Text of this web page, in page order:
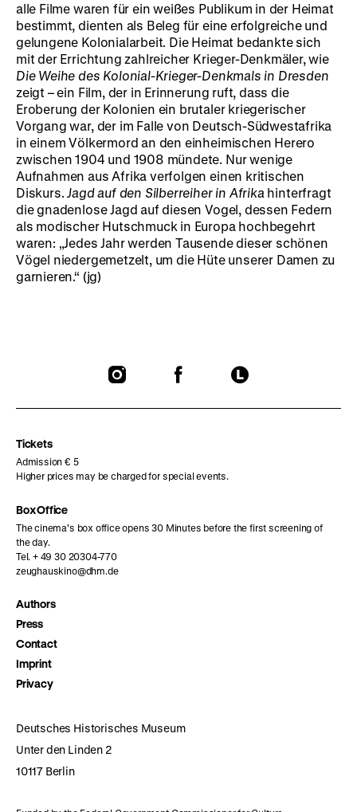
alle Filme waren für ein weißes Publikum in der Heimat
bestimmt, dienten als Beleg für eine erfolgreiche und
gelungene Kolonialarbeit. Die Heimat bedankte sich
mit der Errichtung zahlreicher Krieger-Denkmäler, wie
Die Weihe des Kolonial-Krieger-Denkmals in Dresden
zeigt – ein Film, der in Erinnerung ruft, dass die
Eroberung der Kolonien ein brutaler kriegerischer
Vorgang war, der im Falle von Deutsch-Südwestafrika
in einem Völkermord an den einheimischen Herero
zwischen 1904 und 1908 mündete. Nur wenige
Aufnahmen aus Afrika verfolgen einen kritischen
Diskurs.Jagd auf den Silberreiher in Afrikahinterfragt
die gnadenlose Jagd auf diesen Vogel, dessen Federn
als modischer Hutschmuck in Europa hochbegehrt
waren: „Jedes Jahr werden Tausende dieser schönen
Vögel niedergemetzelt, um die Hüte unserer Damen zu
garnieren.“ (jg)
To
To
To
Tickets
Admission € 5
Higher prices may be charged for special events.
Box Office
The cinema’s box office opens 30 Minutes before the first screening of
the day.
Tel. + 49 30 20304-770
zeughauskino@dhm.de
Authors
Press
Contact
Imprint
Privacy
Deutsches Historisches Museum
Unter den Linden 2
10117 Berlin